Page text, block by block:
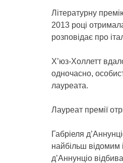
Літературну
2013 році
розповідає про
Х’юз-Холлетт
одночасно,
лауреата.
Лауреат премії
Габріеля
найбільш відомим
д’Аннунціо